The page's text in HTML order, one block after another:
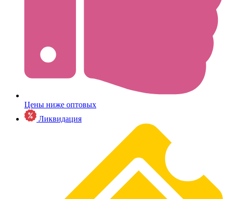
Цены ниже оптовых
Ликвидация